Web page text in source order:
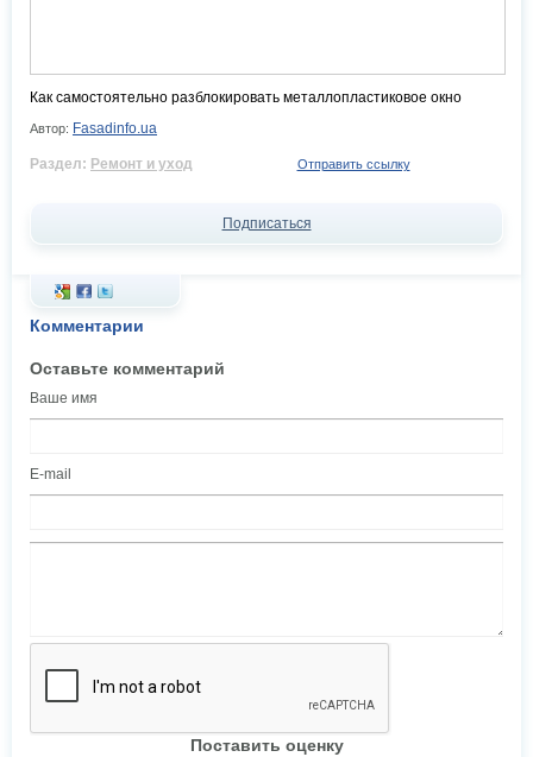
Как самостоятельно разблокировать металлопластиковое окно
Автор: Fasadinfo.ua
Раздел: Ремонт и уход Отправить ссылку
Подписаться
Комментарии
Оставьте комментарий
Ваше имя
E-mail
Поставить оценку